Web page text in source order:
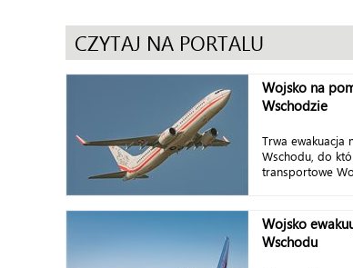
CZYTAJ NA PORTALU
Wojsko na
Wschodzie
Trwa ewakuacja
Wschodu, do
transportowe
Wojsko
Wschodu